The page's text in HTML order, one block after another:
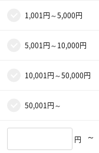
1,001円～5,000円
5,001円～10,000円
10,001円～50,000円
50,001円～
円 ～